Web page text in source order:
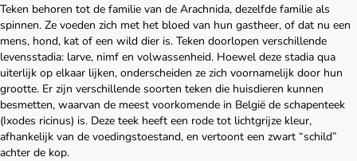
Teken behoren tot de familie van de Arachnida, dezelfde familie als
spinnen. Ze voeden zich met het bloed van hun gastheer, of dat nu een
mens, hond, kat of een wild dier is. Teken doorlopen verschillende
levensstadia: larve, nimf en volwassenheid. Hoewel deze stadia qua
uiterlijk op elkaar lijken, onderscheiden ze zich voornamelijk door hun
grootte. Er zijn verschillende soorten teken die huisdieren kunnen
besmetten, waarvan de meest voorkomende in België de schapenteek
(Ixodes ricinus) is. Deze teek heeft een rode tot lichtgrijze kleur,
afhankelijk van de voedingstoestand, en vertoont een zwart “schild”
achter de kop.